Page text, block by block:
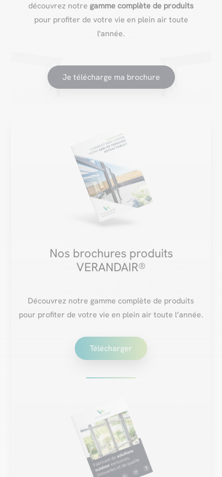
découvrez notre gamme complète de produits
pour profiter de votre vie en plein air toute
l'année.
Je télécharge ma brochure
Nos brochures produits
VERANDAIR®
Découvrez notre gamme complète de produits
pour profiter de votre vie en plein air toute l’année.
Télécharger